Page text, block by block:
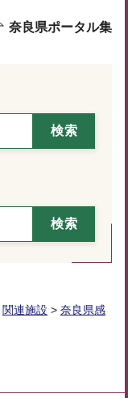
奈良県ポータル集
関連施設 > 奈良県感